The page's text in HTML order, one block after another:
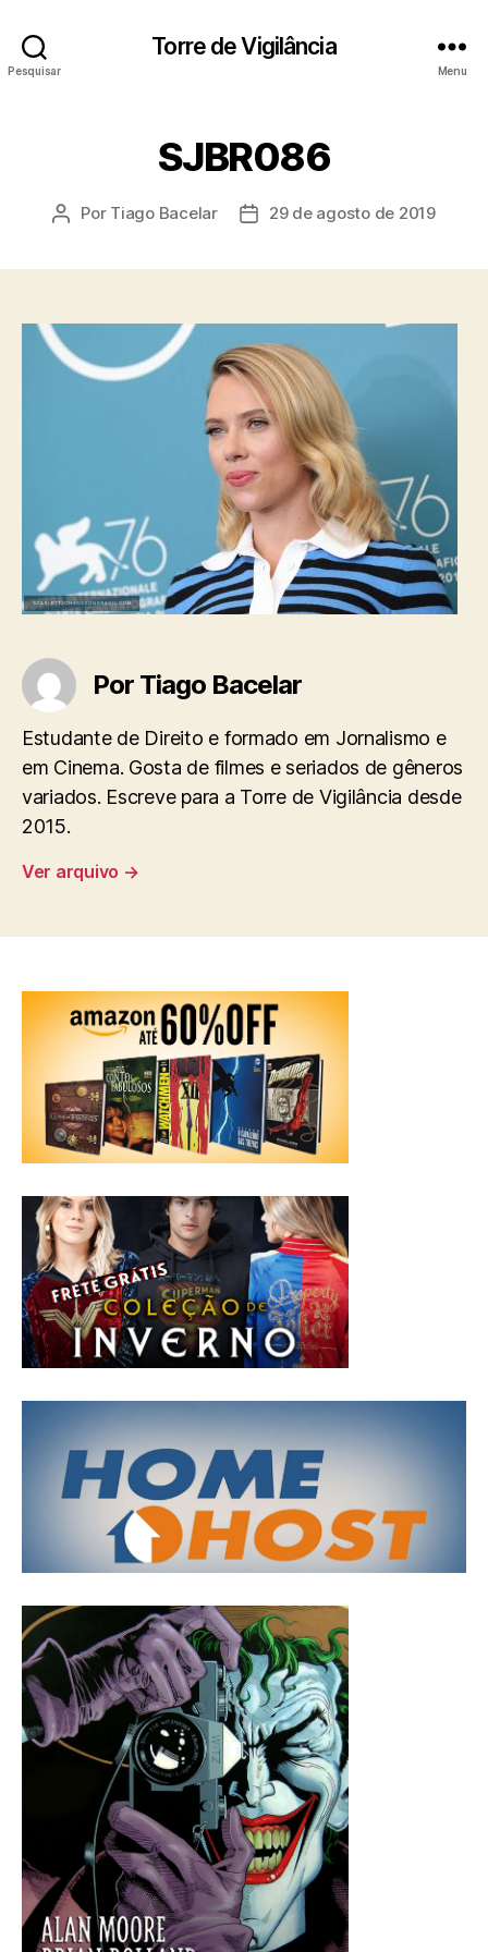
Pesquisar
Torre de Vigilância
Menu
SJBR086
Autor
Por Tiago Bacelar
Data29 de agosto de 2019
Por Tiago Bacelar
Estudante de Direito e formado em Jornalismo e
em Cinema. Gosta de filmes e seriados de gêneros
variados. Escreve para a Torre de Vigilância desde
2015.
Ver arquivo →